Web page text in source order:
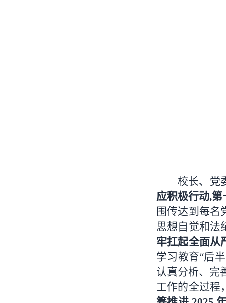
校长、党
应积极行动,
围传达到每名
思想自觉和法
牢扛起全面从
学习教育“后
认真分析、完
工作的全过程